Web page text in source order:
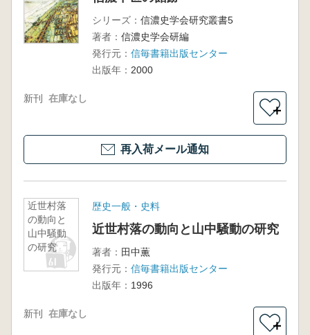
シリーズ： 信濃史学会研究叢書5
著者： 信濃史学会研編
発行元： 信毎書籍出版センター
出版年： 2000
新刊 在庫なし
＋
再入荷メール通知
近世村落
の動向と
山中騒動
の研究
歴史一般・史料
近世村落の動向と山中騒動の研究
著者： 田中薫
発行元： 信毎書籍出版センター
出版年： 1996
新刊 在庫なし
＋